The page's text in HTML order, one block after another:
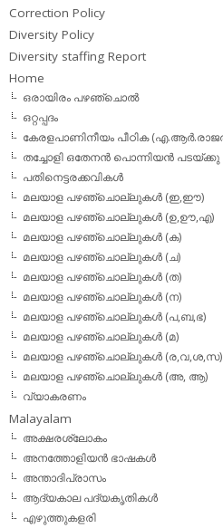
Correction Policy
Diversity Policy
Diversity staffing Report
Home
ഒരായിരം പഴഞ്ചൊല്‍
ഒറ്റപ്പദം
കേരളപാണിനീയം പീഠിക
തച്ചോളി ഒതേനൻ പൊന്നിയൻ
പതിനെട്ടരക്കവികള്‍
മലയാള പഴഞ്ചൊല്ലുകള്‍ (ഇ,ഈ)
മലയാള പഴഞ്ചൊല്ലുകള്‍ (ഉ,ഊ,എ)
മലയാള പഴഞ്ചൊല്ലുകള്‍ (ക)
മലയാള പഴഞ്ചൊല്ലുകള്‍ (ച)
മലയാള പഴഞ്ചൊല്ലുകള്‍ (ത)
മലയാള പഴഞ്ചൊല്ലുകള്‍ (ന)
മലയാള പഴഞ്ചൊല്ലുകള്‍ (പ,ബ,ഭ)
മലയാള പഴഞ്ചൊല്ലുകള്‍ (മ)
മലയാള പഴഞ്ചൊല്ലുകള്‍ (ര,വ,ശ,സ)
മലയാള പഴഞ്ചൊല്ലുകൾ (അ, ആ)
വ്യാകരണം
Malayalam
അക്ഷരശ്ലോകം
അനത്തോളിയന്‍ ഭാഷകള്‍
അന്താദിപ്രാസം
ആദ്യകാല പദ്യകൃതികള്‍
എഴുത്തുകളരി